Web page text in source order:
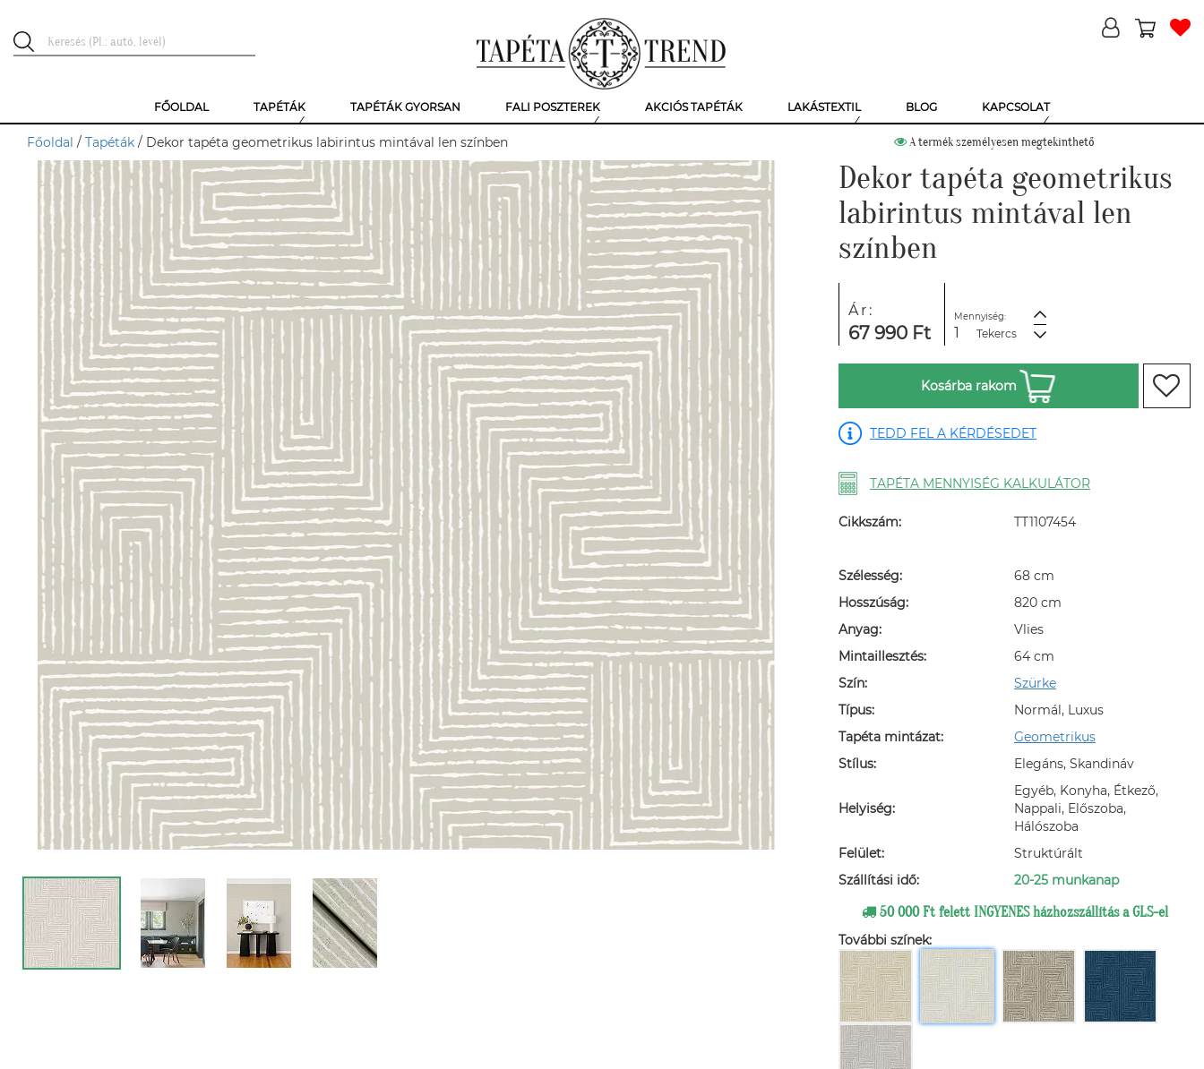
FŐOLDAL TAPÉTÁK TAPÉTÁK GYORSAN FALI POSZTEREK AKCIÓS TAPÉTÁK LAKÁSTEXTIL BLOG KAPCSOLAT
Főoldal / Tapéták / Dekor tapéta geometrikus labirintus mintával len színben A termék személyesen megtekinthető
Dekor tapéta geometrikus
labirintus mintával len
színben
Ár:
67 990 Ft
Mennyiség:
Tekercs
Kosárba rakom
TEDD FEL A KÉRDÉSEDET
TAPÉTA MENNYISÉG KALKULÁTOR
Cikkszám: TT1107454
Szélesség:
68 cm
Hosszúság:
820 cm
Anyag:
Vlies
Mintaillesztés:
64 cm
Szín:
Szürke
Típus:
Normál, Luxus
Tapéta mintázat:
Geometrikus
Stílus:
Elegáns, Skandináv
Helyiség:
Egyéb, Konyha, Étkező,
Nappali, Előszoba,
Hálószoba
Felület:
Struktúrált
Szállítási idő:
20-25 munkanap
50 000 Ft felett INGYENES házhozszállítás a GLS-el
További színek: